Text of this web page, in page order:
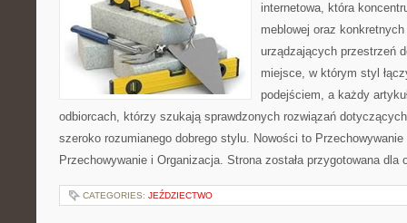
internetowa, która
meblowej oraz
urządzających przestrzeń
miejsce, w którym styl
podejściem, a każdy
odbiorcach, którzy szukają sprawdzonych rozwiązań
szeroko rozumianego dobrego stylu. Nowości to
Przechowywanie i Organizacja. Strona została przygotowana
CATEGORIES: JEŹDZIECTWO